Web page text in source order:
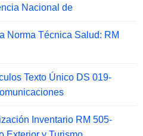
Nacional de
Norma Técnica Salud: RM
Texto Único DS 019-
Inventario RM 505-